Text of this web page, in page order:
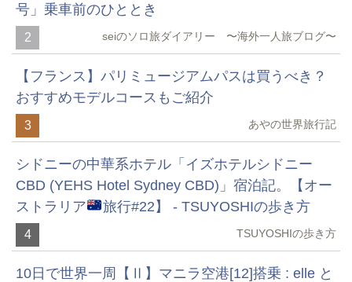
号」乗車前のひととき
2 seiのソロ旅ダイアリー 〜海外一人旅ブログ〜
【フランス】パリミュージアムパスは買うべき？
おすすめモデルコースもご紹介
3 あやの世界旅行記
シドニーの中華系ホテル「イズホテルシドニー
CBD (YEHS Hotel Sydney CBD)」宿泊記。【オー
ストラリア
旅行#22】 - TSUYOSHIの歩き方
4 TSUYOSHIの歩き方
10日で世界一周【Ⅱ】マニラ空港[12]搭乗 : elle と